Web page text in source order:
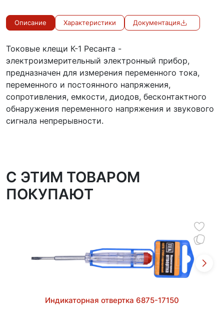
Описание Характеристики Документация
Токовые клещи К-1 Ресанта -
электроизмерительный электронный прибор,
предназначен для измерения переменного тока,
переменного и постоянного напряжения,
сопротивления, емкости, диодов, бесконтактного
обнаружения переменного напряжения и звукового
сигнала непрерывности.
C ЭТИМ ТОВАРОМ
ПОКУПАЮТ
Индикаторная отвертка 6875-17150